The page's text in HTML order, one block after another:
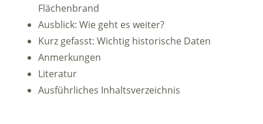
Flächenbrand
Ausblick: Wie geht es weiter?
Kurz gefasst: Wichtig historische Daten
Anmerkungen
Literatur
Ausführliches Inhaltsverzeichnis